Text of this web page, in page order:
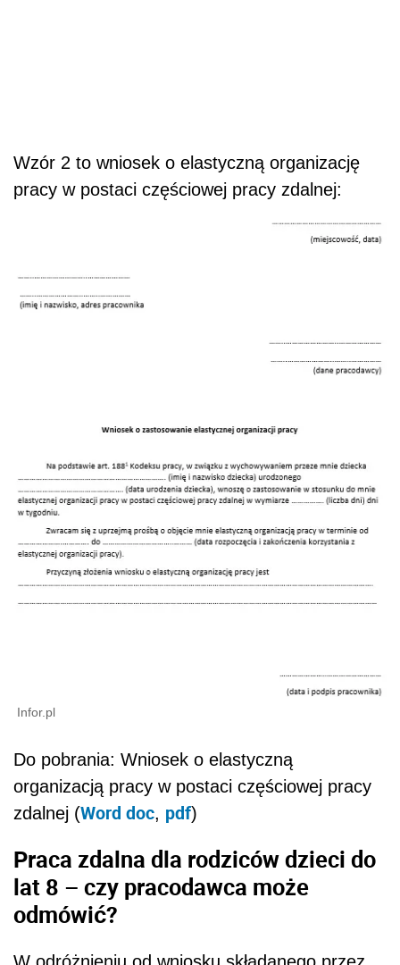
Wzór 2 to wniosek o elastyczną organizację
pracy w postaci częściowej pracy zdalnej:
Infor.pl
Do pobrania: Wniosek o elastyczną
organizacją pracy w postaci częściowej pracy
zdalnej (Word doc, pdf)
Praca zdalna dla rodziców dzieci do
lat 8 – czy pracodawca może
odmówić?